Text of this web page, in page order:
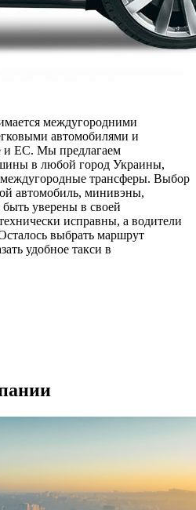
междугородними
автомобилями и
и ЕС. Мы предлагаем
в любой город Украины,
трансферы. Выбор
автомобиль, минивэны,
уверены в своей
исправны, а водители
выбрать маршрут
удобное такси в